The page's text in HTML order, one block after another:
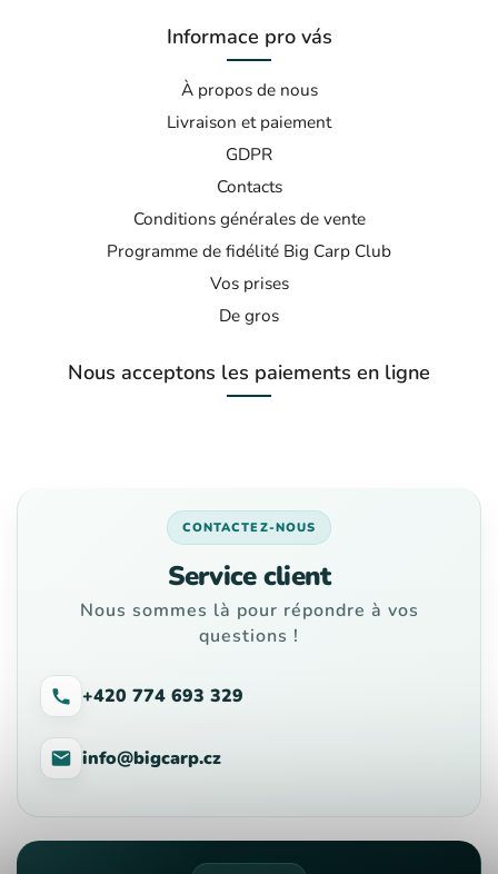
Informace pro vás
À propos de nous
Livraison et paiement
GDPR
Contacts
Conditions générales de vente
Programme de fidélité Big Carp Club
Vos prises
De gros
Nous acceptons les paiements en ligne
CONTACTEZ-NOUS
Service client
Nous sommes là pour répondre à vos
questions !
+420 774 693 329
info@bigcarp.cz